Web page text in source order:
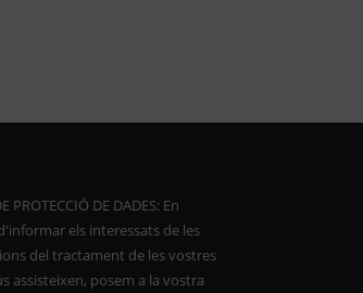
PROTECCIÓ DE DADES: En
els interessats de les
del tractament de les vostres
assisteixen, posem a la vostra